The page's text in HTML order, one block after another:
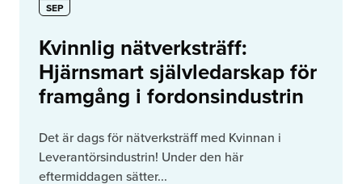
SEP
Kvinnlig nätverksträff:
Hjärnsmart självledarskap för
framgång i fordonsindustrin
Det är dags för nätverksträff med Kvinnan i
Leverantörsindustrin! Under den här
eftermiddagen sätter...